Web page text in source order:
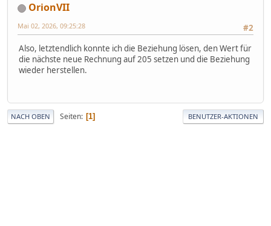
OrionVII
#2
Mai 02, 2026, 09:25:28
Also, letztendlich konnte ich die Beziehung lösen, den Wert für
die nächste neue Rechnung auf 205 setzen und die Beziehung
wieder herstellen.
NACH OBEN Seiten 1 BENUTZER-AKTIONEN